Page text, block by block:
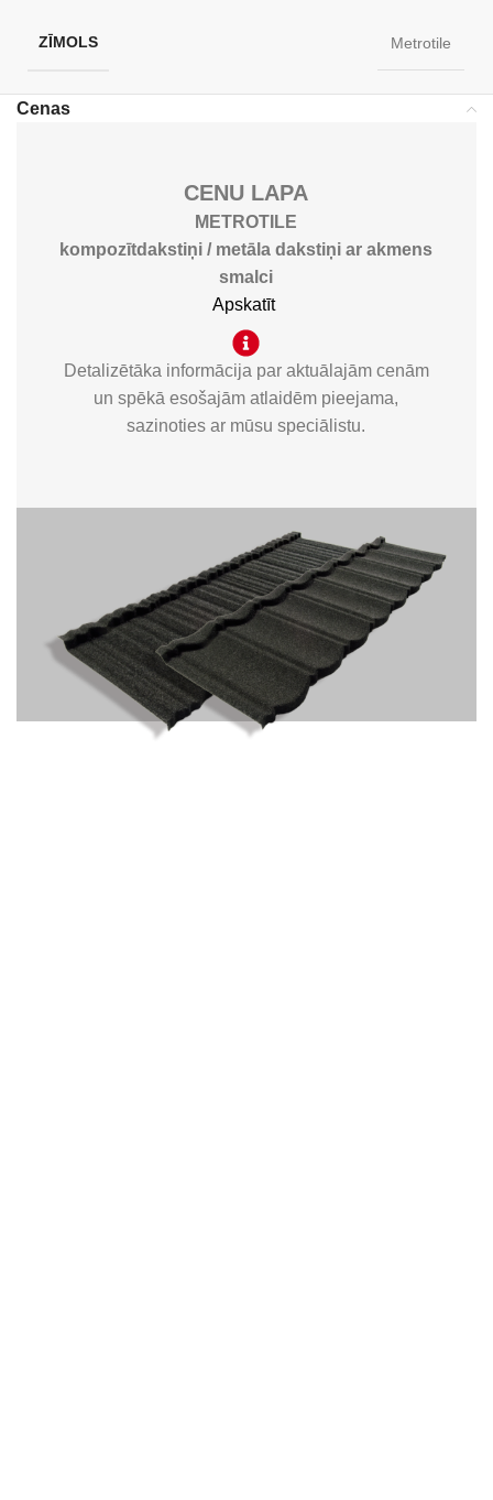
ZĪMOLS Metrotile
Cenas
CENU LAPA
METROTILE
kompozītdakstiņi / metāla dakstiņi ar akmens
smalci
Apskatīt
Detalizētāka informācija par aktuālajām cenām
un spēkā esošajām atlaidēm pieejama,
sazinoties ar mūsu speciālistu.